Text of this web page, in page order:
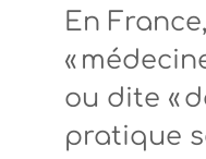
En
«
ou dite «
pratique